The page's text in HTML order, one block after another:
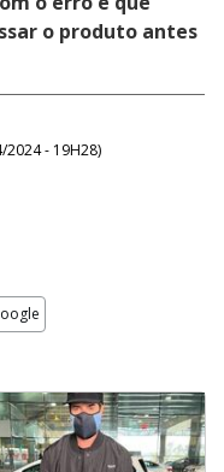
o produto antes
2024 - 19H28)